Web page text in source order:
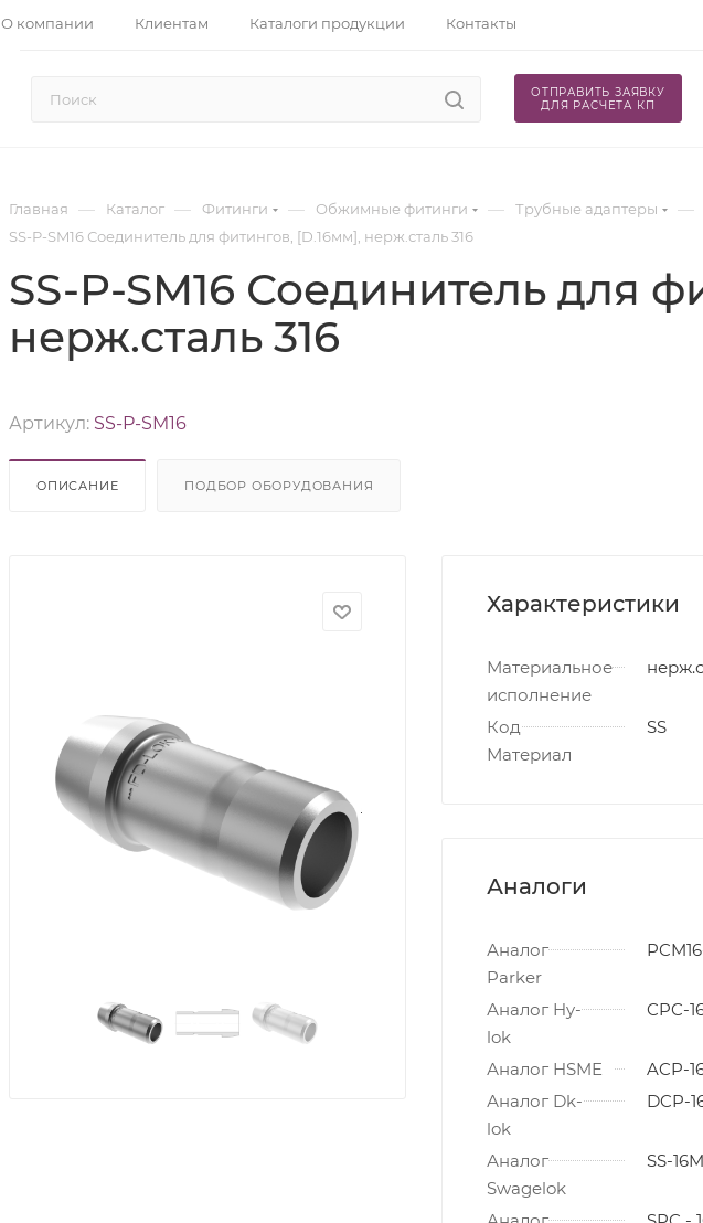
О компании Клиентам Каталоги продукции Контакты
ОТПРАВИТЬ ЗАЯВКУ
ДЛЯ РАСЧЕТА КП
Главная — Каталог — Фитинги — Обжимные фитинги — Трубные адаптеры —
SS-P-SM16 Соединитель для фитингов, [D.16мм], нерж.сталь 316
SS-P-SM16 Соединитель для
нерж.сталь 316
Артикул: SS-P-SM16
ОПИСАНИЕ ПОДБОР ОБОРУДОВАНИЯ
Характеристики
Материальное
исполнение
Код
Материал
SS
Аналоги
Аналог
Parker
Аналог Hy-
lok
CPC-
Аналог HSME
ACP-
Аналог Dk-
lok
DCP-
Аналог
Swagelok
SS-